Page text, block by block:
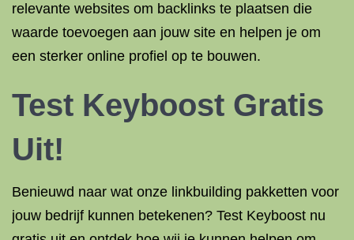
relevante websites om backlinks te plaatsen die
waarde toevoegen aan jouw site en helpen je om
een sterker online profiel op te bouwen.
Test Keyboost Gratis
Uit!
Benieuwd naar wat onze linkbuilding pakketten voor
jouw bedrijf kunnen betekenen? Test Keyboost nu